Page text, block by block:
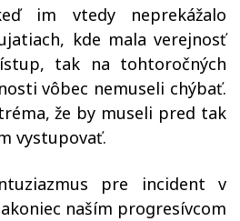
im vtedy neprekážalo
kde mala verejnosť
tak na tohtoročných
vôbec nemuseli chýbať.
že by museli pred tak
vystupovať.
pre incident v
naším progresívcom